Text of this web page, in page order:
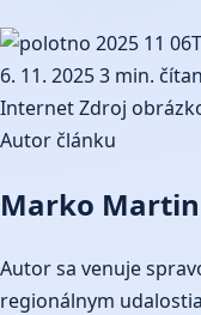
6. 11. 20253 min.
InternetZdroj
Autor článku
Marko
Autor sa venuje
regionálnym